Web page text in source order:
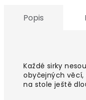
Popis
Každé sirky
obyčejných věcí,
na stole ještě